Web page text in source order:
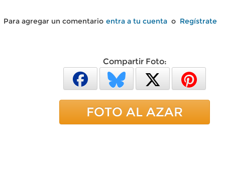
Para agregar un comentario entra a tu cuenta o Regístrate
Compartir Foto:
FOTO AL AZAR